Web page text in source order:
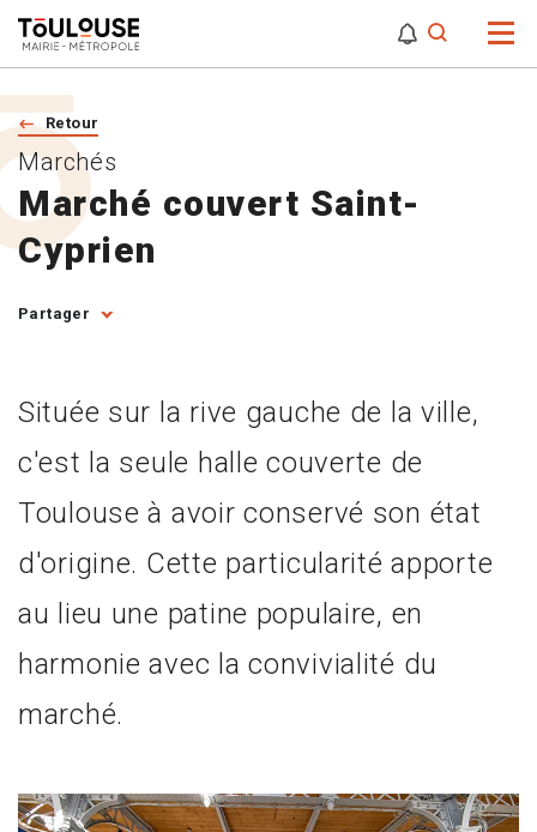
Retour
Marché couvert Saint-
Cyprien
Marchés
Partager
Située sur la rive gauche de la ville,
c'est la seule halle couverte de
Toulouse à avoir conservé son état
d'origine. Cette particularité apporte
au lieu une patine populaire, en
harmonie avec la convivialité du
marché.